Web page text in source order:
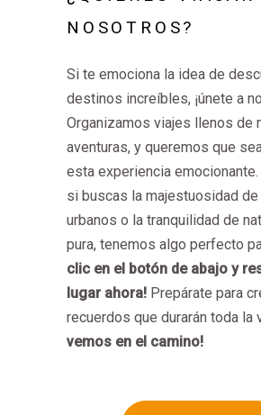
NOSOTROS?
Si te emociona la idea de
destinos increíbles, ¡únete a
Organizamos viajes llenos de
aventuras, y queremos que
esta experiencia
si buscas la majestuosidad
urbanos o la tranquilidad de
pura, tenemos algo perfecto
clic en el botón de abajo y
lugar ahora! Prepárate para
recuerdos que durarán toda la
vemos en el camino!